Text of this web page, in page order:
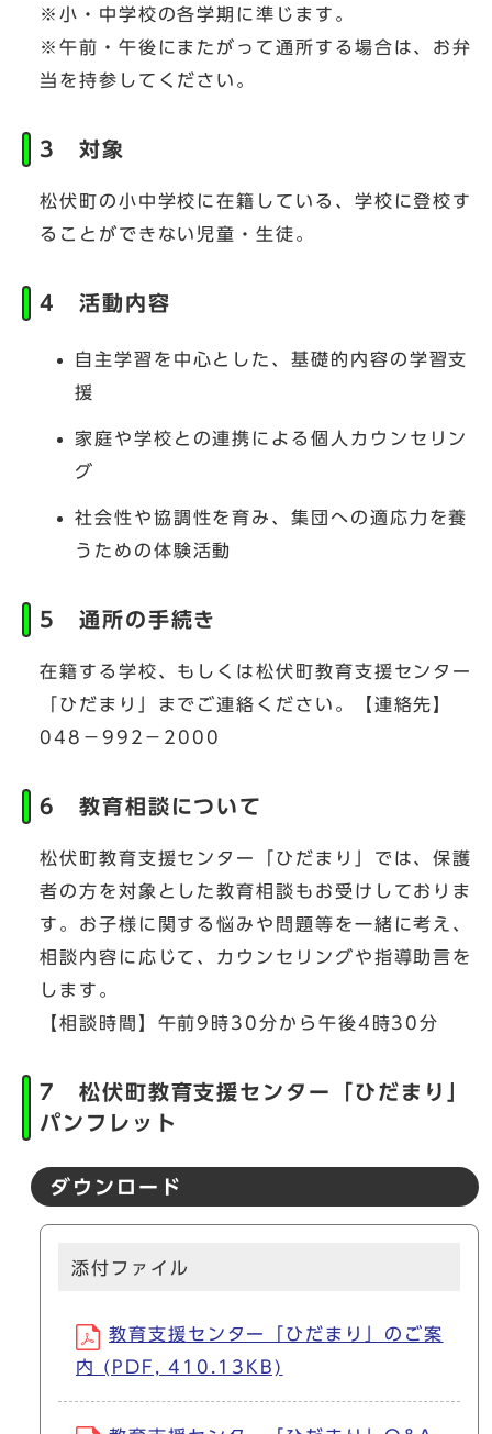
※小・中学校の各学期に準じます。
※午前・午後にまたがって通所する場合は、お弁
当を持参してください。
3 対象
松伏町の小中学校に在籍している、学校に登校す
ることができない児童・生徒。
4 活動内容
自主学習を中心とした、基礎的内容の学習支
援
家庭や学校との連携による個人カウンセリン
グ
社会性や協調性を育み、集団への適応力を養
うための体験活動
5 通所の手続き
在籍する学校、もしくは松伏町教育支援センター
「ひだまり」までご連絡ください。【連絡先】
048－992－2000
6 教育相談について
松伏町教育支援センター「ひだまり」では、保護
者の方を対象とした教育相談もお受けしておりま
す。お子様に関する悩みや問題等を一緒に考え、
相談内容に応じて、カウンセリングや指導助言を
します。
【相談時間】午前9時30分から午後4時30分
7 松伏町教育支援センター「ひだまり」
パンフレット
ダウンロード
添付ファイル
教育支援センター「ひだまり」のご案
内 (PDF, 410.13KB)